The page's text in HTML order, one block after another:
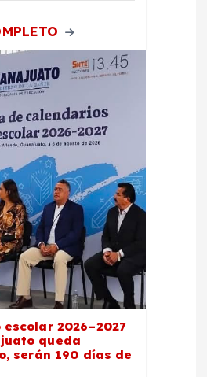
2026–2027
queda
serán 190 días de